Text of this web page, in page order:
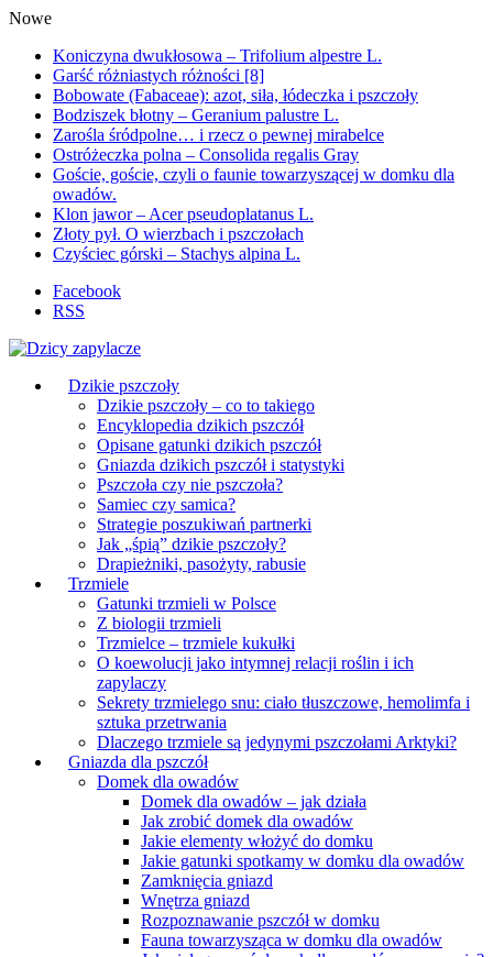
Nowe
Koniczyna dwukłosowa – Trifolium alpestre L.
Garść różniastych różności [8]
Bobowate (Fabaceae): azot, siła, łódeczka i pszczoły
Bodziszek błotny – Geranium palustre L.
Zarośla śródpolne… i rzecz o pewnej mirabelce
Ostróżeczka polna – Consolida regalis Gray
Goście, goście, czyli o faunie towarzyszącej w domku dla
owadów.
Klon jawor – Acer pseudoplatanus L.
Złoty pył. O wierzbach i pszczołach
Czyściec górski – Stachys alpina L.
Facebook
RSS
Dzikie pszczoły
Dzikie pszczoły – co to takiego
Encyklopedia dzikich pszczół
Opisane gatunki dzikich pszczół
Gniazda dzikich pszczół i statystyki
Pszczoła czy nie pszczoła?
Samiec czy samica?
Strategie poszukiwań partnerki
Jak „śpią” dzikie pszczoły?
Drapieżniki, pasożyty, rabusie
Trzmiele
Gatunki trzmieli w Polsce
Z biologii trzmieli
Trzmielce – trzmiele kukułki
O koewolucji jako intymnej relacji roślin i ich
zapylaczy
Sekrety trzmielego snu: ciało tłuszczowe, hemolimfa i
sztuka przetrwania
Dlaczego trzmiele są jedynymi pszczołami Arktyki?
Gniazda dla pszczół
Domek dla owadów
Domek dla owadów – jak działa
Jak zrobić domek dla owadów
Jakie elementy włożyć do domku
Jakie gatunki spotkamy w domku dla owadów
Zamknięcia gniazd
Wnętrza gniazd
Rozpoznawanie pszczół w domku
Fauna towarzysząca w domku dla owadów